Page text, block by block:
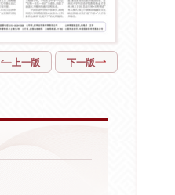
上一版 下一版